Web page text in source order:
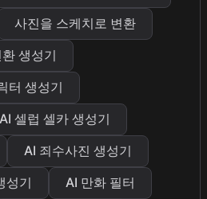
사진을 스케치로 변환
생성기
터 생성기
AI 셀럽 셀카 생성기
AI 죄수사진 생성기
성기
AI 만화 필터